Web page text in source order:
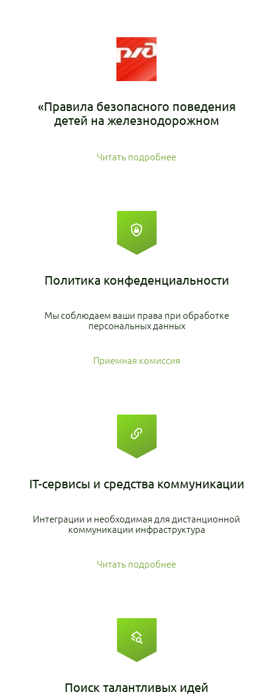
«Правила безопасного поведения
детей на железнодорожном
Читать подробнее
Политика конфеденциальности
Мы соблюдаем ваши права при обработке
персональных данных
Приемная комиссия
IT-сервисы и средства коммуникации
Интеграции и необходимая для дистанционной
коммуникации инфраструктура
Читать подробнее
Поиск талантливых идей